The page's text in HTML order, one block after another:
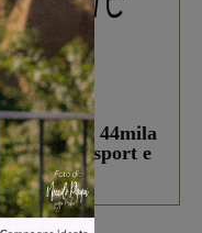
oltre 44mila
per lo sport e